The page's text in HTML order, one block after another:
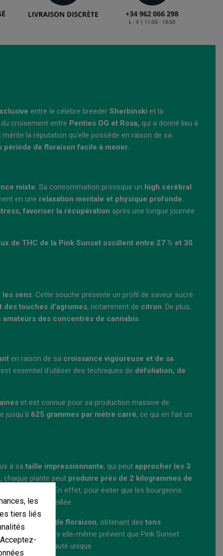
entre le célèbre breeder Sherbinski et la
croisement entre Penties OG et Rosa, qui a donné lieu à
mérite la réputation qu’elle possède en raison de sa
période de floraison facile à mener.
mixte. Sa consommation provoque un high cérébral
en une relaxation mentale et physique profonde.
favoriser la récupération après une longue journée
de THC de la Pink Sunset oscillent entre 27 % et 30
les sens. Cette souche présente un profil de saveur sucré
touches d’agrumes, notamment de citron. De plus,
amateurs des concentrés de cannabis.
en raison de sa croissance vigoureuse et de sa
essentiel d'utiliser des techniques de défoliation, de
et est connue pour sa production massive de
jusqu'à 625 grammes par mètre carré, ce qui en fait un
à sa taille impressionnante, qui peut approcher les 3
chaque plante peut produire près de 2 kilogrammes de
. En effet, pour éviter que les bourgeons
est conseillée.
fin de la phase de floraison, obtenant des tons
de graines elle-même prévient que Pink Sunset
raison de sa beauté unique.
les
tiers liés